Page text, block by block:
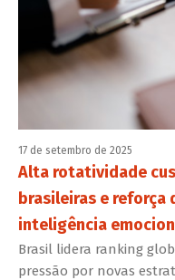
17 de setembro de 2025
Alta rotatividade
brasileiras e reforça
inteligência
Brasil lidera ranking
pressão por novas